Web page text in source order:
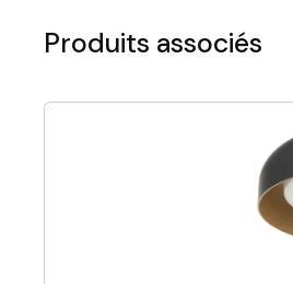
Produits associés